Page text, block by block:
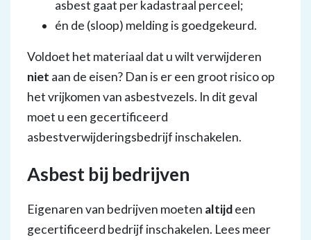
asbest gaat per kadastraal perceel;
én de (sloop) melding is goedgekeurd.
Voldoet het materiaal dat u wilt verwijderen
niet aan de eisen? Dan is er een groot risico op
het vrijkomen van asbestvezels. In dit geval
moet u een gecertificeerd
asbestverwijderingsbedrijf inschakelen.
Asbest bij bedrijven
Eigenaren van bedrijven moeten altijdeen
gecertificeerd bedrijf inschakelen. Lees meer